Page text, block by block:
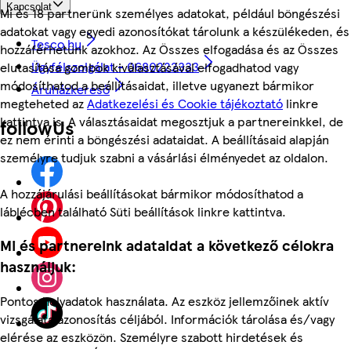
Mi és 18 partnerünk személyes adatokat, például böngészési
adatokat vagy egyedi azonosítókat tárolunk a készülékeden, és
hozzáférhetünk azokhoz. Az Összes elfogadása és az Összes
elutasítása gombok kiválasztásával elfogadhatod vagy
módosíthatod a beállításaidat, illetve ugyanezt bármikor
megteheted azAdatkezelési és Cookie tájékoztató linkre
kattintva is. A választásaidat megosztjuk a partnereinkkel, de
ez nem érinti a böngészési adataidat. A beállításaid alapján
személyre tudjuk szabni a vásárlási élményedet az oldalon.
A hozzájárulási beállításokat bármikor módosíthatod a
láblécben található Süti beállítások linkre kattintva.
Mi és partnereink adataidat a következő célokra
használjuk:
Pontos helyadatok használata. Az eszköz jellemzőinek aktív
vizsgálata azonosítás céljából. Információk tárolása és/vagy
elérése az eszközön. Személyre szabott hirdetések és
Kapcsolat
Tesco.hu
Ügyfélszolgálat - 0680222333
Áruházkereső
followUs